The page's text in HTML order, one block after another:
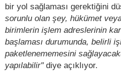
bir yol sağlaması gerektiğini
sorunlu olan şey, hükümet
birimlerin işlem adreslerinin
başlaması durumunda, belirli
paketlenememesini
yapılabilir''diye açıklıyor.